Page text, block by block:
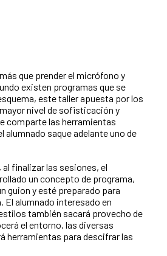
que prender el micrófono y
existen programas que se
este taller apuesta por los
nivel de sofisticación y
comparte las herramientas
alumnado saque adelante uno de
finalizar las sesiones, el
un concepto de programa,
guion y esté preparado para
El alumnado interesado en
también sacará provecho de
el entorno, las diversas
herramientas para descifrar las